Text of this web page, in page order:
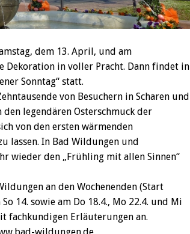
dem 13. April, und am
Dekoration in voller Pracht. Dann findet in
Sonntag“ statt.
von Besuchern in Scharen und
legendären Osterschmuck der
von den ersten wärmenden
lassen. In Bad Wildungen und
wieder den „Frühling mit allen Sinnen“
an den Wochenenden (Start
14. sowie am Do 18.4., Mo 22.4. und Mi
fachkundigen Erläuterungen an.